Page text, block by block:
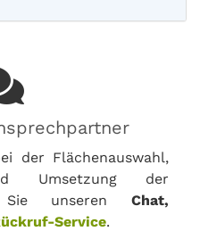
der Flächenauswahl,
Umsetzung der
Sie unseren Chat,
Service.